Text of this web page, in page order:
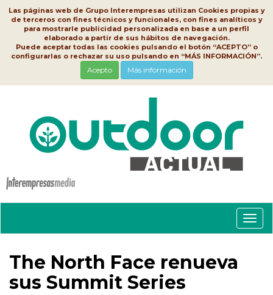
Las páginas web de Grupo Interempresas utilizan Cookies propias y
de terceros con fines técnicos y funcionales, con fines analíticos y
para mostrarle publicidad personalizada en base a un perfil
elaborado a partir de sus hábitos de navegación.
Puede aceptar todas las cookies pulsando el botón “ACEPTO” o
configurarlas o rechazar su uso pulsando en “MÁS INFORMACIÓN”.
Acepto Más información
The North Face renueva
sus Summit Series